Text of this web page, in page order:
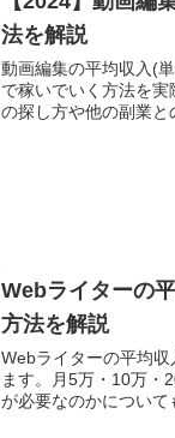
法を解説
動画編集の平均収入(
で稼いでいく方法を
の探し方や他の副業と
Webライターの
方法を解説
Webライターの平均
ます。月5万・10万・
が必要なのかについて